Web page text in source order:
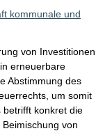
kommunale und
von Investitionen
erneuerbare
Abstimmung des
um somit
betrifft konkret die
von